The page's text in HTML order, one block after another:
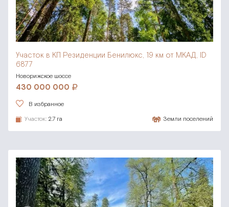
Участок в КП Резиденции Бенилюкс, 19 км от МКАД, ID
6877
Новорижское шоссе
430 000 000
В избранное
Участок: 2.7 га Земли поселений